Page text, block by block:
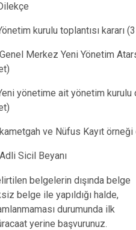
kurulu toplantısı kararı
Merkez Yeni Yönetim
yönetime ait yönetim
ve Nüfus Kayıt
Sicil Beyanı
belgelerin dışında belge
belge ile yapıldığı halde,
durumunda ilk
yerine başvurunuz.